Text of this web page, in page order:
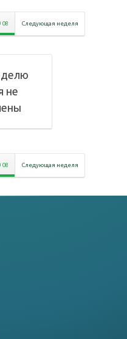
08 Следующая неделя
не
08 Следующая неделя